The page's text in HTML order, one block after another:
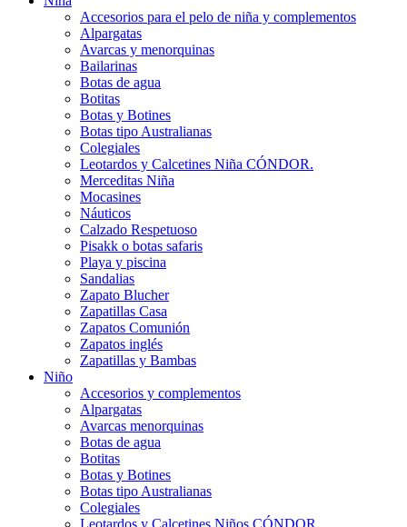
Accesorios para el pelo de niña y complementos
Alpargatas
Avarcas y menorquinas
Bailarinas
Botas de agua
Botitas
Botas y Botines
Botas tipo Australianas
Colegiales
Leotardos y Calcetines Niña CÓNDOR.
Merceditas Niña
Mocasines
Náuticos
Calzado Respetuoso
Pisakk o botas safaris
Playa y piscina
Sandalias
Zapato Blucher
Zapatillas Casa
Zapatos Comunión
Zapatos inglés
Zapatillas y Bambas
Niño
Accesorios y complementos
Alpargatas
Avarcas menorquinas
Botas de agua
Botitas
Botas y Botines
Botas tipo Australianas
Colegiales
Leotardos y Calcetines Niños CÓNDOR